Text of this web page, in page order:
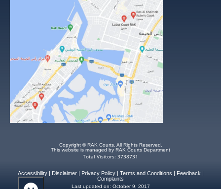
Copyright © RAK Courts. All Rights Reserved.
This website is managed by RAK Courts Department
Total Visitors: 3738731
Accessibility| Disclaimer| Privacy Policy| Terms and Conditions | Feedback |
Complaints
Last updated on: October 9, 2017